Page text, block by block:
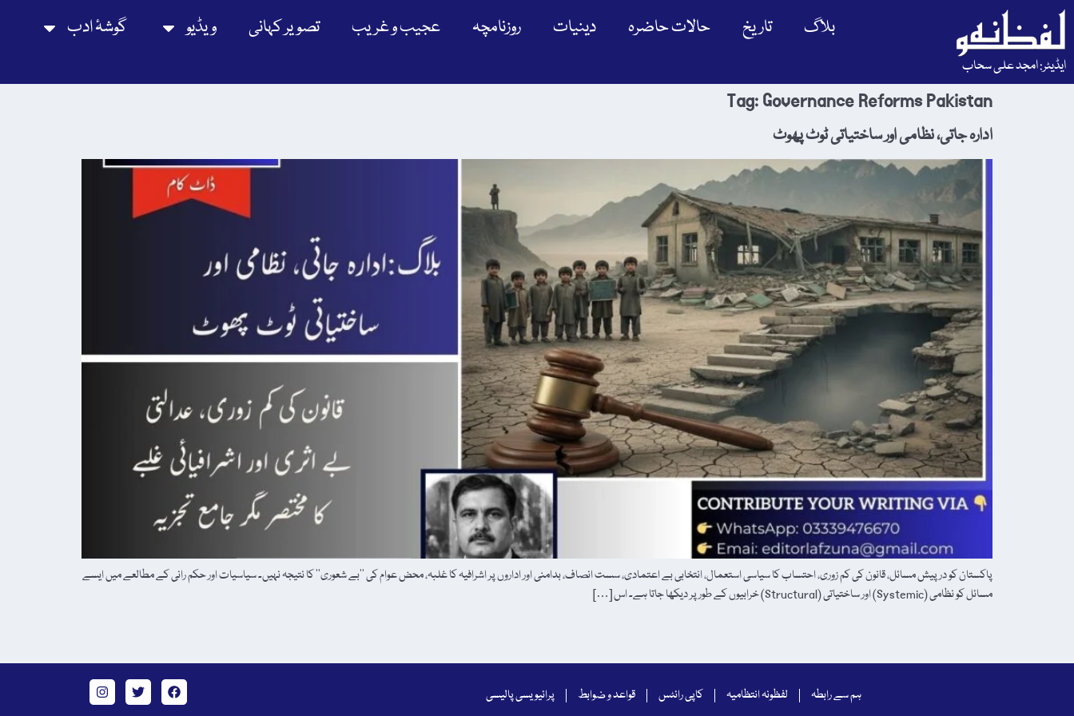
ایڈیٹر: امجد علی سحاب
بلاگ تاریخ حالات حاضرہ دینیات روزنامچہ عجیب و غریب تصویر کہانی ویڈیو گوشۂ ادب
Tag:Governance Reforms Pakistan
ادارہ جاتی، نظامی اور ساختیاتی ٹوٹ پھوٹ
پاکستان کو درپیش مسائل، قانون کی کم زوری، احتساب کا سیاسی استعمال، انتخابی بے اعتمادی، سست انصاف، بدامنی اور اداروں پر اشرافیہ کا غلبہ، محض عوام کی ’’بے شعوری‘‘ کا نتیجہ نہیں۔ سیاسیات اور حکم رانی کے مطالعے میں ایسے
مسائل کو نظامی (Systemic) اور ساختیاتی (Structural) خرابیوں کے طور پر دیکھا جاتا ہے۔ اس […]
ہم سے رابطہ لفظونہ انتظامیہ کاپی رائٹس قواعد و ضوابط پرائیویسی پالیسی